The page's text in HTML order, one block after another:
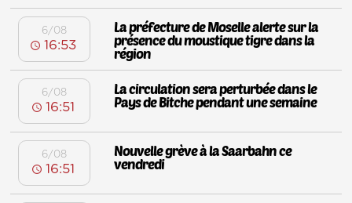
6/08
16:53
La préfecture de Moselle alerte sur la
présence du moustique tigre dans la
région
6/08
16:51
La circulation sera perturbée dans le
Pays de Bitche pendant une semaine
6/08
16:51
Nouvelle grève à la Saarbahn ce
vendredi